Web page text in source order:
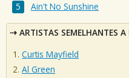
Ain't No Sunshine
ARTISTAS SEMELHANTES
Curtis Mayfield
Al Green